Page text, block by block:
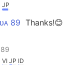
JP
89 Thanks!😊
VI JP ID